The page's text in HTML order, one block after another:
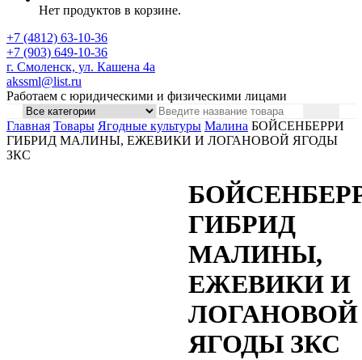
Нет продуктов в корзине.
+7 (4812) 63-10-36
+7 (903) 649-10-36
г. Смоленск, ул. Кашена 4а
akssml@list.ru
Работаем с юридическими и физическими лицами
Главная Товары Ягодные культуры Малина БОЙСЕНБЕРРИ
ГИБРИД МАЛИНЫ, ЕЖЕВИКИ И ЛОГАНОВОЙ ЯГОДЫ
ЗКС
ГИБРИД
МАЛИНЫ,
ЕЖЕВИКИ И
ЛОГАНОВОЙ
ЯГОДЫ ЗКС